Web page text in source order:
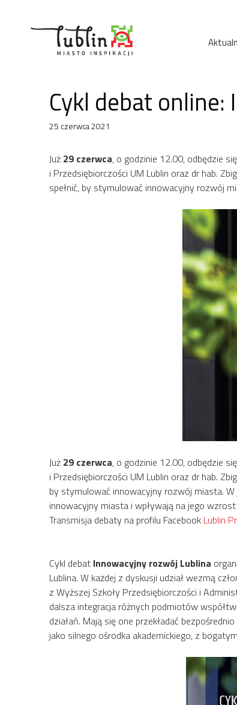
Cykl debat
25 czerwca 2021
Już 29 czerwca, o godzinie 12.00, odbędzie
i Przedsiębiorczości UM Lublin oraz dr hab.
spełnić, by stymulować innowacyjny rozwój
Już 29 czerwca, o godzinie 12.00, odbędzie
i Przedsiębiorczości UM Lublin oraz dr hab.
by stymulować innowacyjny rozwój miasta.
innowacyjny miasta i wpływają na jego
Transmisja debaty na profilu Facebook Lublin
Cykl debat Innowacyjny rozwój Lublina
Lublina. W każdej z dyskusji udział wezmą
z Wyższej Szkoły Przedsiębiorczości i
dalsza integracja różnych podmiotów
działań. Mają się one przekładać
jako silnego ośrodka akademickiego, z